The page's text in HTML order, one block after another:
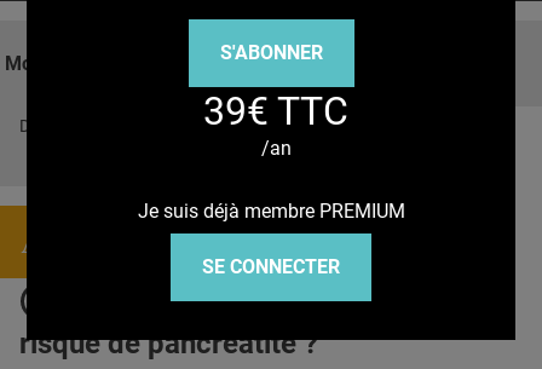
DOSSIERS
L'APP
QUI SOMMES-NOUS ?
PUBLICITÉ
Mots clés
Découvrez nos réseaux sociaux
Youbute
Actualités
AGONISTES du GLP-1 : Quel
risque de pancréatite ?
S'ABONNER
39€ TTC
/an
Je suis déjà membre PREMIUM
SE CONNECTER